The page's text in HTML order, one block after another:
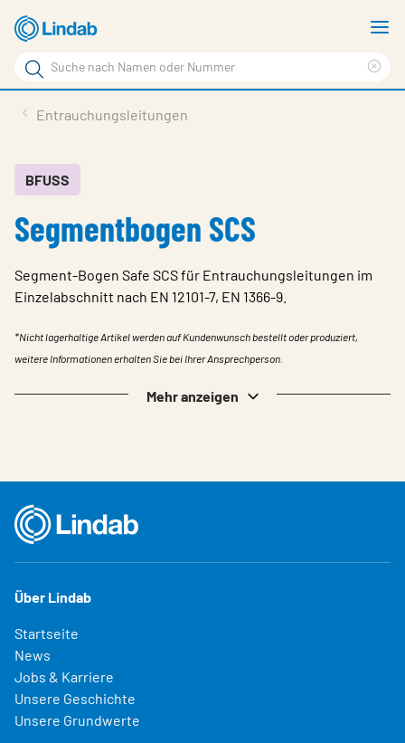
Zum
Hauptinhalt
Suchbegriff
Seite
durchsuchen
Im Fokus
Über Lindab
Kontakt
Downloads
Einloggen
Entrauchungsleitungen
BFUSS
Segmentbogen SCS
Segment-Bogen Safe SCS für Entrauchungsleitungen im
Einzelabschnitt nach EN 12101-7, EN 1366-9.
*Nicht lagerhaltige Artikel werden auf Kundenwunsch bestellt oder produziert,
weitere Informationen erhalten Sie bei Ihrer Ansprechperson.
Mehr anzeigen
Über Lindab
Startseite
News
Jobs & Karriere
Unsere Geschichte
Unsere Grundwerte